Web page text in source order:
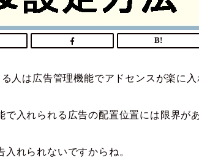
人は広告管理機能でアドセンスが楽に入
で入れられる広告の配置位置には限界が
入れられないですからね。